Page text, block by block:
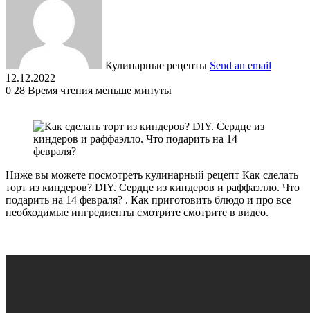
Кулинарные рецепты Send an email
12.12.2022
0 28 Время чтения меньше минуты
Ниже вы можете посмотреть кулинарный рецепт Как сделать
торт из киндеров? DIY. Сердце из киндеров и раффаэлло. Что
подарить на 14 февраля? . Как приготовить блюдо и про все
необходимые ингредиенты смотрите смотрите в видео.